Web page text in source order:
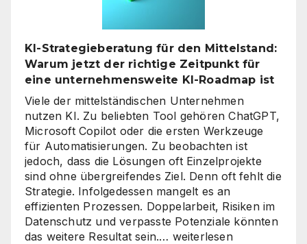
Level
heben
KI-Strategieberatung für den Mittelstand:
Warum jetzt der richtige Zeitpunkt für
eine unternehmensweite KI-Roadmap ist
Viele der mittelständischen Unternehmen
nutzen KI. Zu beliebten Tool gehören ChatGPT,
Microsoft Copilot oder die ersten Werkzeuge
für Automatisierungen. Zu beobachten ist
jedoch, dass die Lösungen oft Einzelprojekte
sind ohne übergreifendes Ziel. Denn oft fehlt die
Strategie. Infolgedessen mangelt es an
effizienten Prozessen. Doppelarbeit, Risiken im
Datenschutz und verpasste Potenziale könnten
das weitere Resultat sein.… KI-
weiterlesen